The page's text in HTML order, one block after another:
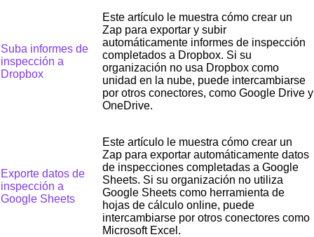
Suba informes de
inspección a
Dropbox
Este artículo le muestra cómo crear un
Zap para exportar y subir
automáticamente informes de inspección
completados a Dropbox. Si su
organización no usa Dropbox como
unidad en la nube, puede intercambiarse
por otros conectores, como Google Drive y
OneDrive.
Exporte datos de
inspección a
Google Sheets
Este artículo le muestra cómo crear un
Zap para exportar automáticamente datos
de inspecciones completadas a Google
Sheets. Si su organización no utiliza
Google Sheets como herramienta de
hojas de cálculo online, puede
intercambiarse por otros conectores como
Microsoft Excel.